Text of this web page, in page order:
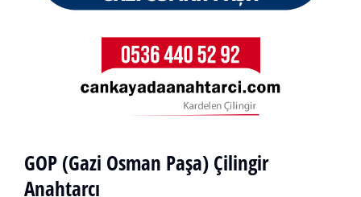
GOP (Gazi Osman Paşa) Çilingir
Anahtarcı